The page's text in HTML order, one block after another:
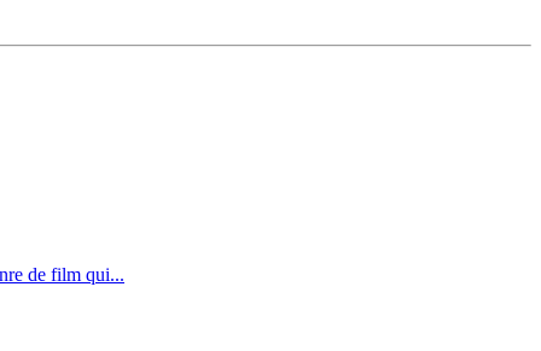
de film qui...